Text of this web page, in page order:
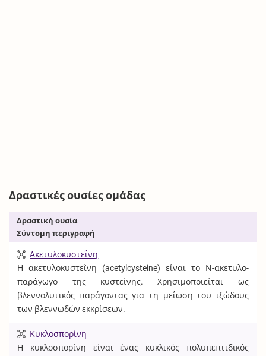
Δραστικές ουσίες ομάδας
Δραστική ουσία
Σύντομη περιγραφή
Ακετυλοκυστεΐνη
Η ακετυλοκυστεΐνη (acetylcysteine) είναι το Ν-ακετυλο-
παράγωγο της κυστεΐνης. Χρησιμοποιείται ως
βλεννολυτικός παράγοντας για τη μείωση του ιξώδους
των βλεννωδών εκκρίσεων.
Κυκλοσπορίνη
Η κυκλοσπορίνη είναι ένας κυκλικός πολυπεπτιδικός